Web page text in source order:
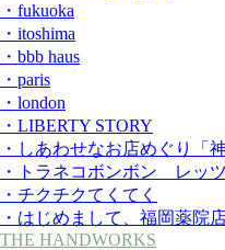
・fukuoka
・itoshima
・bbb haus
・paris
・london
・LIBERTY STORY
・しあわせなお店めぐり「神
・トラネコボンボン レッ
・チクチクてくてく
・はじめまして、福岡薬院店
THE HANDWORKS